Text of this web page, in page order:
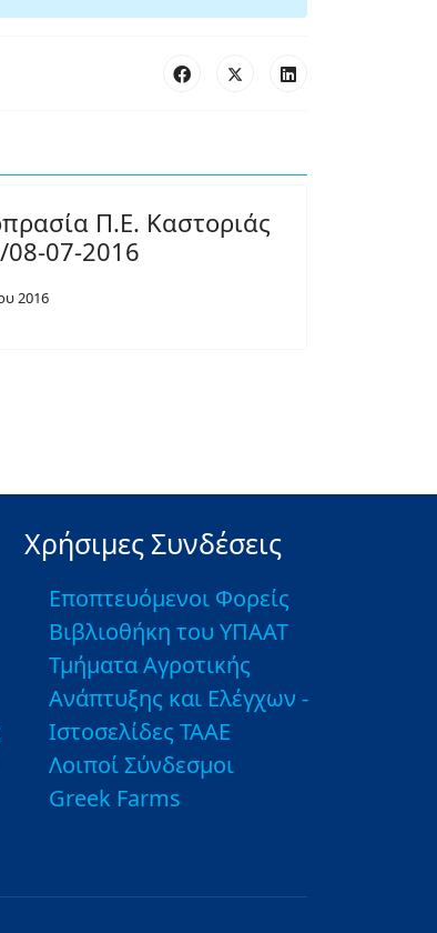
Π.Ε. Καστοριάς
08-07-2016
2016
Χρήσιμες Συνδέσεις
Εποπτευόμενοι Φορείς
Βιβλιοθήκη του ΥΠΑΑΤ
Τμήματα Αγροτικής
Ανάπτυξης και Ελέγχων -
Ιστοσελίδες ΤΑΑΕ
Λοιποί Σύνδεσμοι
Greek Farms